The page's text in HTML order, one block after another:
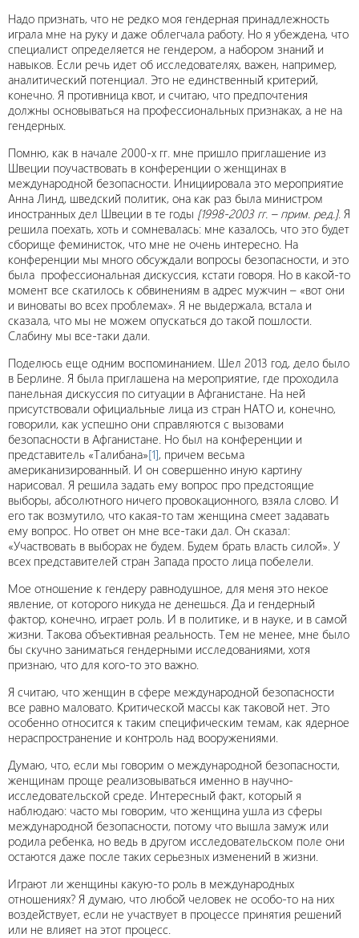
Надо признать, что не редко моя гендерная принадлежность
играла мне на руку и даже облегчала работу. Но я убеждена, что
специалист определяется не гендером, а набором знаний и
навыков. Если речь идет об исследователях, важен, например,
аналитический потенциал. Это не единственный критерий,
конечно. Я противница квот, и считаю, что предпочтения
должны основываться на профессиональных признаках, а не на
гендерных.
Помню, как в начале 2000-х гг. мне пришло приглашение из
Швеции поучаствовать в конференции о женщинах в
международной безопасности. Инициировала это мероприятие
Анна Линд, шведский политик, она как раз была министром
иностранных дел Швеции в те годы [1998-2003 гг. – прим. ред.]. Я
решила поехать, хоть и сомневалась: мне казалось, что это будет
сборище феминисток, что мне не очень интересно. На
конференции мы много обсуждали вопросы безопасности, и это
была профессиональная дискуссия, кстати говоря. Но в какой-то
момент все скатилось к обвинениям в адрес мужчин – «вот они
и виноваты во всех проблемах». Я не выдержала, встала и
сказала, что мы не можем опускаться до такой пошлости.
Слабину мы все-таки дали.
Поделюсь еще одним воспоминанием. Шел 2013 год, дело было
в Берлине. Я была приглашена на мероприятие, где проходила
панельная дискуссия по ситуации в Афганистане. На ней
присутствовали официальные лица из стран НАТО и, конечно,
говорили, как успешно они справляются с вызовами
безопасности в Афганистане. Но был на конференции и
представитель «Талибана»[1], причем весьма
американизированный. И он совершенно иную картину
нарисовал. Я решила задать ему вопрос про предстоящие
выборы, абсолютного ничего провокационного, взяла слово. И
его так возмутило, что какая-то там женщина смеет задавать
ему вопрос. Но ответ он мне все-таки дал. Он сказал:
«Участвовать в выборах не будем. Будем брать власть силой». У
всех представителей стран Запада просто лица побелели.
Мое отношение к гендеру равнодушное, для меня это некое
явление, от которого никуда не денешься. Да и гендерный
фактор, конечно, играет роль. И в политике, и в науке, и в самой
жизни. Такова объективная реальность. Тем не менее, мне было
бы скучно заниматься гендерными исследованиями, хотя
признаю, что для кого-то это важно.
Я считаю, что женщин в сфере международной безопасности
все равно маловато. Критической массы как таковой нет. Это
особенно относится к таким специфическим темам, как ядерное
нераспространение и контроль над вооружениями.
Думаю, что, если мы говорим о международной безопасности,
женщинам проще реализовываться именно в научно-
исследовательской среде. Интересный факт, который я
наблюдаю: часто мы говорим, что женщина ушла из сферы
международной безопасности, потому что вышла замуж или
родила ребенка, но ведь в другом исследовательском поле они
остаются даже после таких серьезных изменений в жизни.
Играют ли женщины какую-то роль в международных
отношениях? Я думаю, что любой человек не особо-то на них
воздействует, если не участвует в процессе принятия решений
или не влияет на этот процесс.